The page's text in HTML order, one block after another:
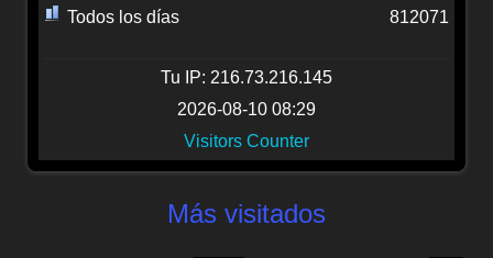
Todos los días
812071
Tu IP: 216.73.216.145
2026-08-10 08:29
Visitors Counter
Más visitados